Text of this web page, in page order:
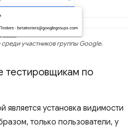
участников группы Google.
тестировщикам по
является установка видимости
только пользователи, у